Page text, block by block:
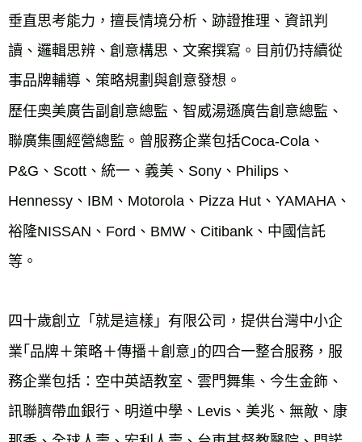
垂直思考能力，擅長情境分析、跡證推理、資訊判
讀、邏輯思辨、創意構思、文案撰寫。目前仍持續從
事品牌輔導、策略規劃與創意發想。
歷任奧美廣告副創意總監、智威湯遜廣告創意總監、
聯廣集團經營總監。曾服務企業包括Coca-Cola、
P&G、Scott、統一、義美、Sony、Philips、
Hennessy、IBM、Motorola、Pizza Hut、YAMAHA、
裕隆NISSAN、Ford、BMW、Citibank、中國信託
等。
四十歲創立「就是這樣」有限公司，提供台灣中小企
業｢品牌＋策略＋傳播＋創意｣的四合一整合服務，服
務企業包括：空中英語教室、雲門舞集、今生金飾、
訊聯臍帶血銀行、明道中學、Levis、美兆、無敵、康